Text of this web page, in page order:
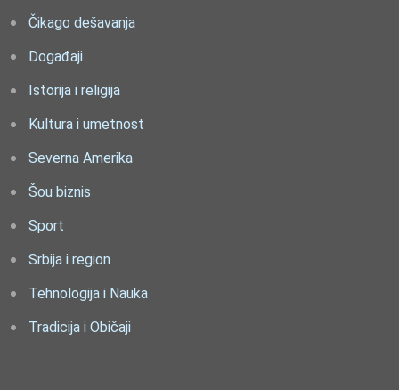
Čikago dešavanja
Događaji
Istorija i religija
Kultura i umetnost
Severna Amerika
Šou biznis
Sport
Srbija i region
Tehnologija i Nauka
Tradicija i Običaji